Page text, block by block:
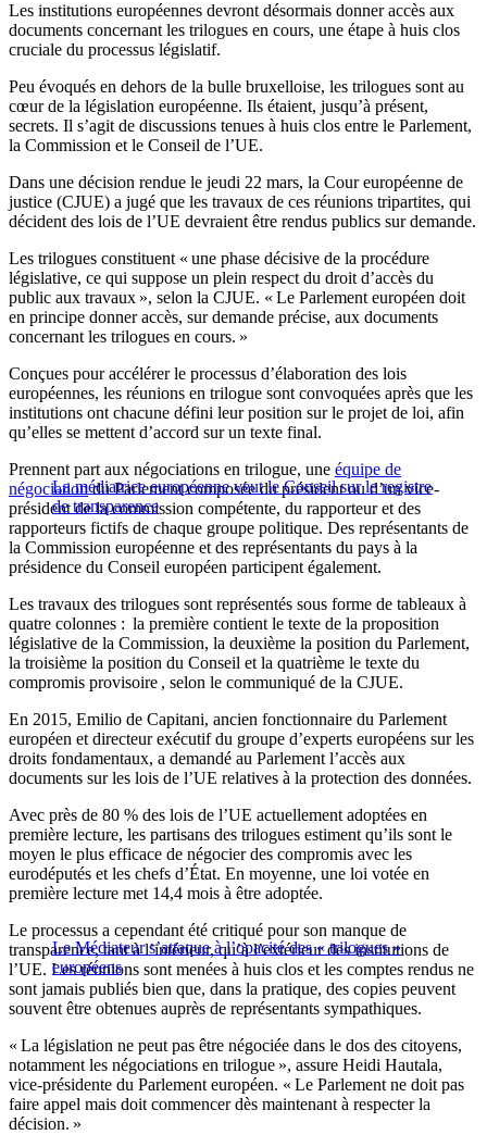
Les institutions européennes devront désormais donner accès aux
documents concernant les trilogues en cours, une étape à huis clos
cruciale du processus législatif.
Peu évoqués en dehors de la bulle bruxelloise, les trilogues sont au
cœur de la législation européenne. Ils étaient, jusqu’à présent,
secrets. Il s’agit de discussions tenues à huis clos entre le Parlement,
la Commission et le Conseil de l’UE.
Dans une décision rendue le jeudi 22 mars, la Cour européenne de
justice (CJUE) a jugé que les travaux de ces réunions tripartites, qui
décident des lois de l’UE devraient être rendus publics sur demande.
Les trilogues constituent « une phase décisive de la procédure
législative, ce qui suppose un plein respect du droit d’accès du
public aux travaux », selon la CJUE. « Le Parlement européen doit
en principe donner accès, sur demande précise, aux documents
concernant les trilogues en cours. »
Conçues pour accélérer le processus d’élaboration des lois
européennes, les réunions en trilogue sont convoquées après que les
institutions ont chacune défini leur position sur le projet de loi, afin
qu’elles se mettent d’accord sur un texte final.
La médiatrice européenne veut le Conseil sur le registre
de transparence
Prennent part aux négociations en trilogue, une équipe de
négociationdu Parlement composée du président ou d’un vice-
président de la commission compétente, du rapporteur et des
rapporteurs fictifs de chaque groupe politique. Des représentants de
la Commission européenne et des représentants du pays à la
présidence du Conseil européen participent également.
Les travaux des trilogues sont représentés sous forme de tableaux à
quatre colonnes : la première contient le texte de la proposition
législative de la Commission, la deuxième la position du Parlement,
la troisième la position du Conseil et la quatrième le texte du
compromis provisoire , selon le communiqué de la CJUE.
En 2015, Emilio de Capitani, ancien fonctionnaire du Parlement
européen et directeur exécutif du groupe d’experts européens sur les
droits fondamentaux, a demandé au Parlement l’accès aux
documents sur les lois de l’UE relatives à la protection des données.
Avec près de 80 % des lois de l’UE actuellement adoptées en
première lecture, les partisans des trilogues estiment qu’ils sont le
moyen le plus efficace de négocier des compromis avec les
eurodéputés et les chefs d’État. En moyenne, une loi votée en
première lecture met 14,4 mois à être adoptée.
Le Médiateur s’attaque à l’opacité des « trilogues »
européens
Le processus a cependant été critiqué pour son manque de
transparence, tant à l’intérieur, qu’à l’extérieur des institutions de
l’UE. Les réunions sont menées à huis clos et les comptes rendus ne
sont jamais publiés bien que, dans la pratique, des copies peuvent
souvent être obtenues auprès de représentants sympathiques.
« La législation ne peut pas être négociée dans le dos des citoyens,
notamment les négociations en trilogue », assure Heidi Hautala,
vice-présidente du Parlement européen. « Le Parlement ne doit pas
faire appel mais doit commencer dès maintenant à respecter la
décision. »